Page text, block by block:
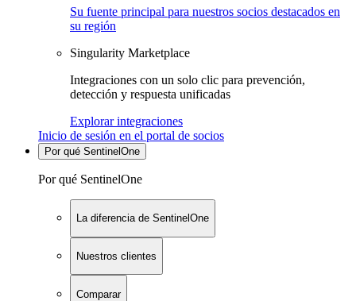
Su fuente principal para nuestros socios destacados en
su región
Singularity Marketplace
Integraciones con un solo clic para prevención,
detección y respuesta unificadas
Explorar integraciones
Inicio de sesión en el portal de socios
Por qué SentinelOne
Por qué SentinelOne
La diferencia de SentinelOne
Nuestros clientes
Comparar